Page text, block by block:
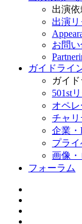
出演
出演
お問い
ガイドライ
ガイ
501st
オペ
チャリ
企業・
プラ
画像
フォーラム